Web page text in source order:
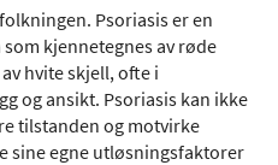
Psoriasis er en
kjennetegnes av røde
hvite skjell, ofte i
og ansikt. Psoriasis kan ikke
tilstanden og motvirke
sine egne utløsningsfaktorer